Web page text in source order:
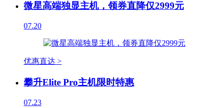
微星高端独显主机，领券直降仅2999元
07.20
优惠直达 >
攀升Elite Pro主机限时特惠
07.23